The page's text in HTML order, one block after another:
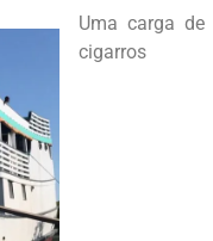
Uma carga de
cigarros